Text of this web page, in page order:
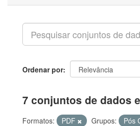
Ordenar por
7 conjuntos de dados
Formatos: PDF Grupos:
Pós